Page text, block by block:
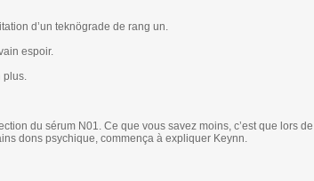
d’un teknögrade de rang un.
espoir.
plus.
du sérum N01. Ce que vous savez moins, c’est que lors de
dons psychique, commença à expliquer Keynn.